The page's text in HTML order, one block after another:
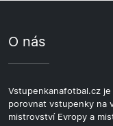
O nás
Vstupenkanafotbal.cz
porovnat vstupenky na
mistrovství Evropy a